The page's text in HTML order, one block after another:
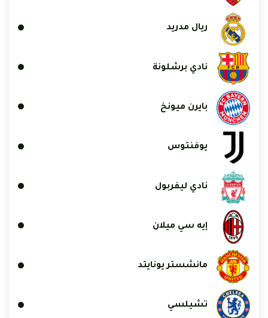
ريال مدريد
نادي برشلونة
بايرن ميونخ
يوفنتوس
نادي ليفربول
إيه سي ميلان
مانشستر يونايتد
تشيلسي